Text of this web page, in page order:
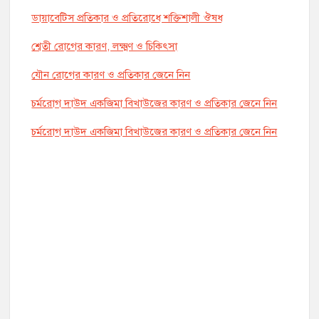
ডায়াবেটিস প্রতিকার ও প্রতিরোধে শক্তিশালী ঔষধ
শ্বেতী রোগের কারণ, লক্ষ্মণ ও চিকিৎসা
যৌন রোগের কারণ ও প্রতিকার জেনে নিন
চর্মরোগ দাউদ একজিমা বিখাউজের কারণ ও প্রতিকার জেনে নিন
চর্মরোগ দাউদ একজিমা বিখাউজের কারণ ও প্রতিকার জেনে নিন